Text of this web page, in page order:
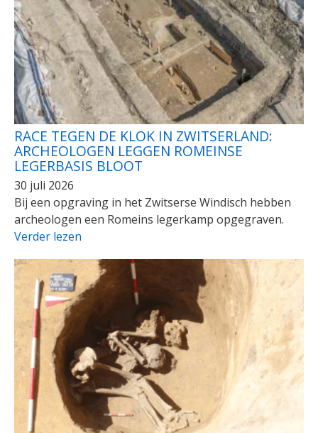
RACE TEGEN DE KLOK IN ZWITSERLAND:
ARCHEOLOGEN LEGGEN ROMEINSE
LEGERBASIS BLOOT
30 juli 2026
Bij een opgraving in het Zwitserse Windisch hebben
archeologen een Romeins legerkamp opgegraven.
Verder lezen